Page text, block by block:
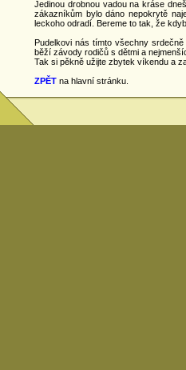
Jedinou drobnou vadou na kráse
zákazníkům bylo dáno nepokrytě
leckoho odradí. Bereme to tak, že
Pudelkovi nás tímto všechny
běží závody rodičů s dětmi a
Tak si pěkně užijte zbytek víkendu a
ZPĚT na hlavní stránku.